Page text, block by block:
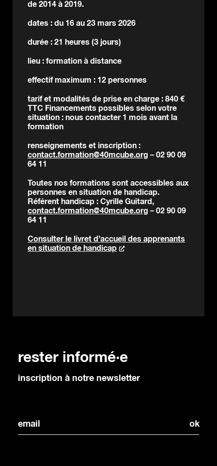
de 2014 à 2019.
dates : du 16 au 23 mars 2026
durée : 21 heures (3 jours)
lieu : formation à distance
effectif maximum : 12 personnes
tarif et modalités de prise en charge : 840 €
TTC Financements possibles selon votre
situation : nous contacter 1 mois avant la
formation
renseignements et inscription :
contact.formation@40mcube.org – 02 90 09
64 11
Toutes nos formations sont accessibles aux
personnes en situation de handicap.
Référent handicap : Cyrille Guitard,
contact.formation@40mcube.org – 02 90 09
64 11
Consulter le livret d’accueil des apprenants
en situation de handicap
rester informé·e
inscription à notre newsletter